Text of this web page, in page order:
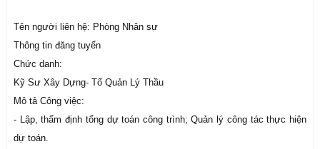
Tên người liên hệ: Phòng Nhân sự
Thông tin đăng tuyển
Chức danh:
Kỹ Sư Xây Dựng- Tổ Quản Lý Thầu
Mô tả Công việc:
- Lập, thẩm định tổng dự toán công trình; Quản lý công tác thực hiện
dự toán.